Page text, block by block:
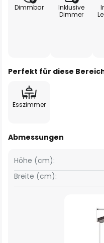
Dimmbar
Inklusive
Dimmer
Perfekt für diese
Esszimmer
Abmessungen
Breite (cm):
Höhe (cm):